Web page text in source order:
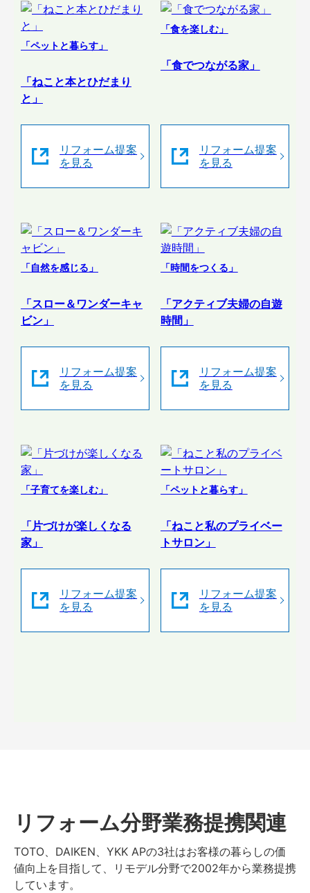
「ペットと暮らす」
「ねこと本とひだまり
と」
リフォーム提案
を見る
「食を楽しむ」
「食でつながる家」
リフォーム提案
を見る
「自然を感じる」
「スロー＆ワンダーキャ
ビン」
リフォーム提案
を見る
「時間をつくる」
「アクティブ夫婦の自遊
時間」
リフォーム提案
を見る
「子育てを楽しむ」
「片づけが楽しくなる
家」
リフォーム提案
を見る
「ペットと暮らす」
「ねこと私のプライベー
トサロン」
リフォーム提案
を見る
リフォーム分野業務提携関連
TOTO、DAIKEN、YKK APの3社はお客様の暮らしの価
値向上を目指して、リモデル分野で2002年から業務提携
しています。